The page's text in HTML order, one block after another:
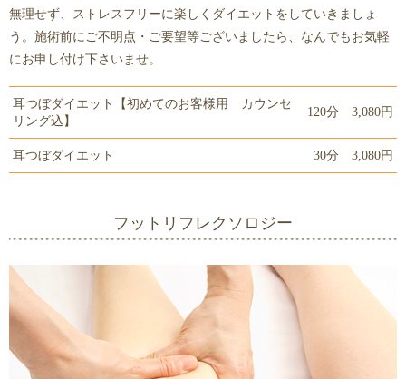
無理せず、ストレスフリーに楽しくダイエットをしていきましょ
う。施術前にご不明点・ご要望等ございましたら、なんでもお気軽
にお申し付け下さいませ。
耳つぼダイエット【初めてのお客様用 カウンセ
リング込】
120分 3,080円
耳つぼダイエット 30分 3,080円
フットリフレクソロジー